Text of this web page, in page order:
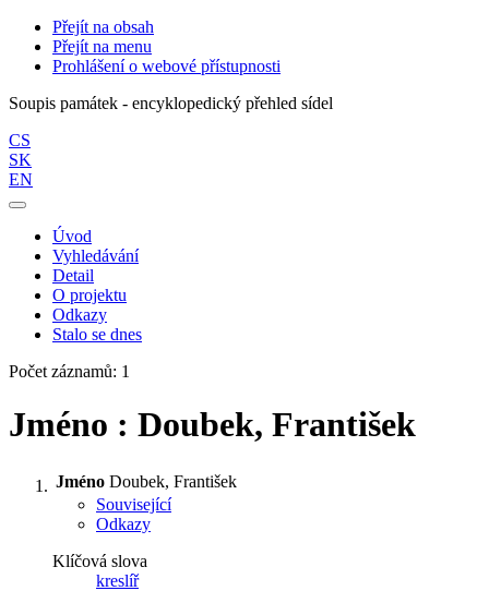
Přejít na obsah
Přejít na menu
Prohlášení o webové přístupnosti
Soupis památek - encyklopedický přehled sídel
CS
SK
EN
Úvod
Vyhledávání
Detail
O projektu
Odkazy
Stalo se dnes
Počet záznamů: 1
Jméno : Doubek, František
Jméno Doubek, František
Související
Odkazy
Klíčová slova
kreslíř